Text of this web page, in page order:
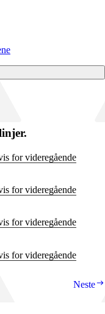
for videregående
for videregående
for videregående
for videregående
Neste